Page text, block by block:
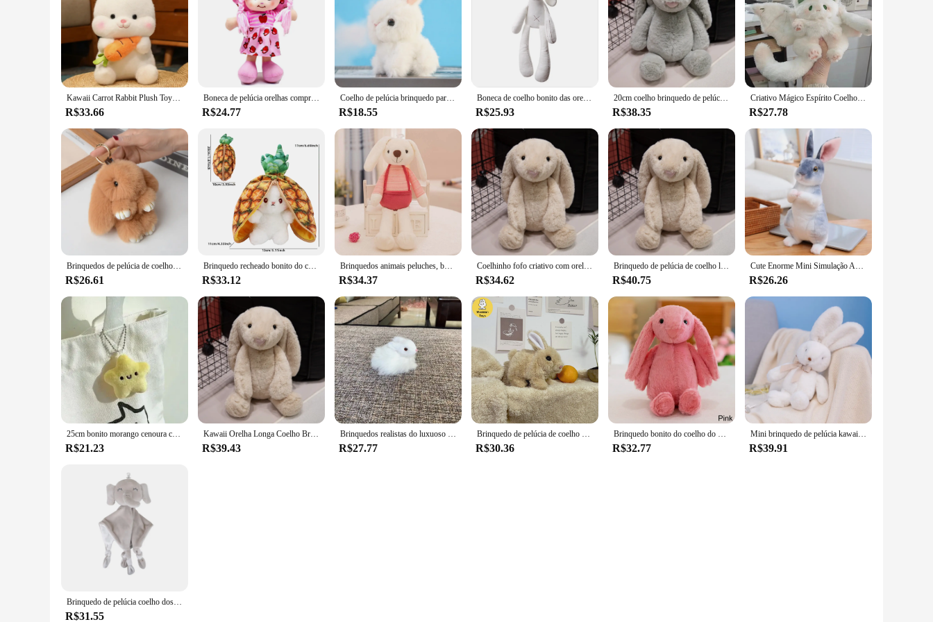
Kawaii Carrot Rabbit Plush Toys para Crianças, Adorável Coelho Bonecas, Travesseiro Recheado, Almofada de Animais Macios, Meninas, Aniversário, Presentes de Natal
R$33.66
Boneca de pelúcia orelhas compridas coelho para crianças, coelho kawaii brinquedos bichos de pelúcia brinquedos companheiro de dormir conforto macio
R$24.77
Coelho de pelúcia brinquedo para crianças, bicho de pelúcia, pelúcia, bolsa, ornamento, pingente, boneca, linda, menina, bebê
R$18.55
Boneca de coelho bonito das orelhas longas dos desenhos animados para crianças, brinquedos macios do luxuoso para o bebê, companheiro dormindo do coelho, brinquedo animal recheado, 42cm
R$25.93
20cm coelho brinquedo de pelúcia macio recheado longo orelha coelho boneca engraçado companheiro de dormir do bebê delicado decoração para casa crianças presentes
R$38.35
Criativo Mágico Espírito Coelho Boneca De Pelúcia, travesseiro recheado de animal, macio Brinquedo Kawaii, Menina e Mulheres Presente, Kid, Bat
R$27.78
Brinquedos de pelúcia de coelho para mulheres Chaveiro fofo Pingente de chaveiro de carro Pingente de bolsa Charm Decoração de bolsa 18cm
R$26.61
Brinquedo recheado bonito do coelho para crianças, pelúcia original do coelho, boneca macia, transformação, coelho fofinho, aniversário, presente de Natal, novo
R$33.12
Brinquedos animais peluches, boneca do algodão, coelho, coleção do coelho
R$34.37
Coelhinho fofo criativo com orelhas, bicho de pelúcia, coelho macio, recurso do bebê, travesseiro para meninas, presente de aniversário, decoração, desenhos animados
R$34.62
Brinquedo de pelúcia de coelho longo para crianças, boneco recheado fofo, bebê dormindo companheiro, presente kawaii, 20-45cm
R$40.75
Cute Enorme Mini Simulação Animal, Brinquedos Do Cão e do Coelho, Boneca macia, Presente de aniversário da Páscoa, Brinquedo Infantil, Decoração do quarto
R$26.26
25cm bonito morango cenoura coelho brinquedo de pelúcia recheado criativo em frutas transformar bebê fofinho coelho boneca para o presente aniversário do miúdo
R$21.23
Kawaii Orelha Longa Coelho Brinquedo De Pelúcia, Boneca Coelhinho Recheado, Bebês Companheiro De Dormir, Presente Infantil
R$39.43
Brinquedos realistas do luxuoso do coelho para crianças, boneca animal da simulação, brinquedos encharcados encantadores, decorações artesanais, presente do aniversário
R$27.77
Brinquedo de pelúcia de coelho colorido elétrico infantil, presentes infantis, decoração de festa, presentes de Páscoa, presentes de aniversário
R$30.36
Brinquedo bonito do coelho do pelúcia do coelho, orelha longa, boneca recheada macia, brinquedo dormindo, bebês meninas, crianças, animal kawaii, presentes de aniversário, 25cm
R$32.77
Mini brinquedo de pelúcia kawaii almofadas coelho plushie brinquedos gravata borboleta abraço boneca criativa para meninas presentes boneca kawaii coelho de pelúcia animal dos desenhos animados
R$39.91
Brinquedo de pelúcia coelho dos desenhos animados para bebê Animal de pelúcia macio Coelho branco Toalha de apaziguamento Cobertor reconfortante com chocalho Cobertor infantil
R$31.55